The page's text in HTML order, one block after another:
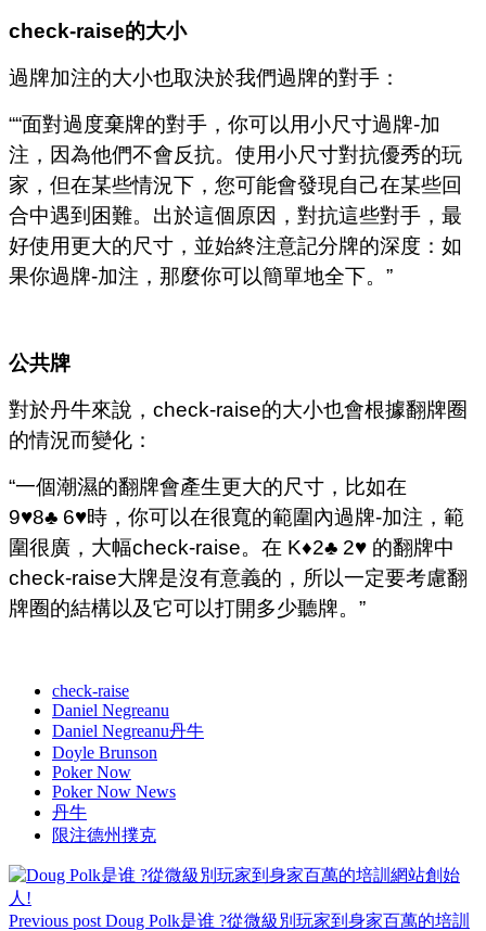
check-raise的大小
過牌加注的大小也取決於我們過牌的對手：
““面對過度棄牌的對手，你可以用小尺寸過牌-加
注，因為他們不會反抗。使用小尺寸對抗優秀的玩
家，但在某些情況下，您可能會發現自己在某些回
合中遇到困難。出於這個原因，對抗這些對手，最
好使用更大的尺寸，並始終注意記分牌的深度：如
果你過牌-加注，那麼你可以簡單地全下。”
公共牌
對於丹牛來說，check-raise的大小也會根據翻牌圈
的情況而變化：
“一個潮濕的翻牌會產生更大的尺寸，比如在
9♥8♣ 6♥時，你可以在很寬的範圍內過牌-加注，範
圍很廣，大幅check-raise。在 K♦2♣ 2♥ 的翻牌中
check-raise大牌是沒有意義的，所以一定要考慮翻
牌圈的結構以及它可以打開多少聽牌。”
check-raise
Daniel Negreanu
Daniel Negreanu丹牛
Doyle Brunson
Poker Now
Poker Now News
丹牛
限注德州撲克
Previous post Doug Polk是谁 ?從微級別玩家到身家百萬的培訓